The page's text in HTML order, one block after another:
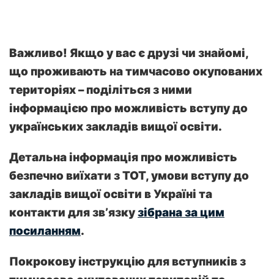
Важливо! Якщо у вас є друзі чи знайомі,
що проживають на тимчасово окупованих
територіях – поділіться з ними
інформацією про можливість вступу до
українських закладів вищої освіти.
Детальна інформація про можливість
безпечно виїхати з ТОТ, умови вступу до
закладів вищої освіти в Україні та
контакти для звʼязкузібрана за цим
посиланням.
Покрокову інструкцію для вступників з